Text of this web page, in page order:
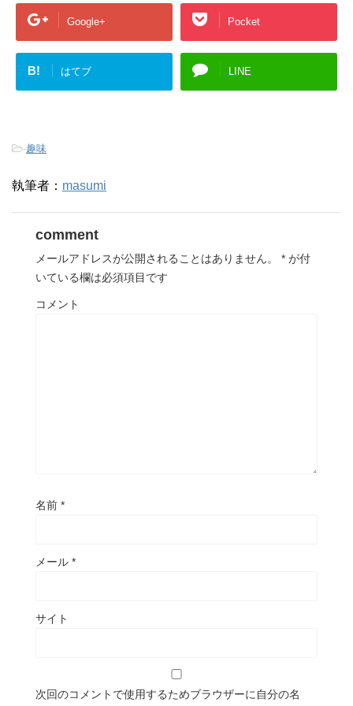
Google+ Pocket
B! はてブ LINE
-趣味
執筆者： masumi
comment
メールアドレスが公開されることはありません。 * が付
いている欄は必須項目です
コメント
名前 *
メール *
サイト
次回のコメントで使用するためブラウザーに自分の名